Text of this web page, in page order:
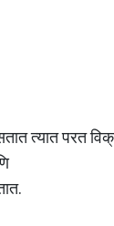
त्यात परत